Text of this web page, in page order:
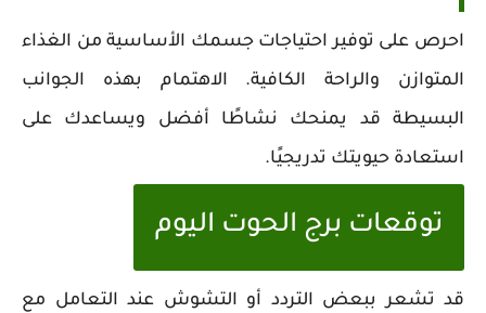
احرص على توفير احتياجات جسمك الأساسية من الغذاء
المتوازن والراحة الكافية. الاهتمام بهذه الجوانب
البسيطة قد يمنحك نشاطًا أفضل ويساعدك على
استعادة حيويتك تدريجيًا.
توقعات برج الحوت اليوم
قد تشعر ببعض التردد أو التشوش عند التعامل مع